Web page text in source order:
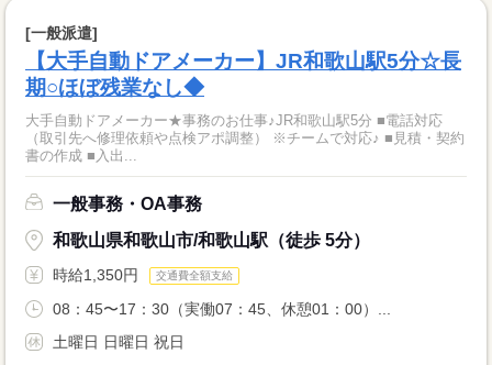
[一般派遣]
【大手自動ドアメーカー】JR和歌山駅5分☆長
期○ほぼ残業なし◆
大手自動ドアメーカー★事務のお仕事♪JR和歌山駅5分 ■電話対応
（取引先へ修理依頼や点検アポ調整） ※チームで対応♪ ■見積・契約
書の作成 ■入出...
一般事務・OA事務
和歌山県和歌山市/和歌山駅（徒歩 5分）
時給1,350円 交通費全額支給
08：45〜17：30（実働07：45、休憩01：00）...
土曜日 日曜日 祝日